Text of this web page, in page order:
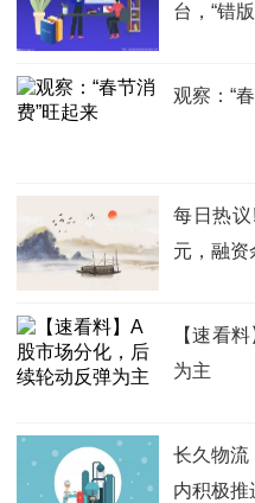
台，“错
观察：“
每日热
元，融资
【速看
为主
长久物流
内积极推